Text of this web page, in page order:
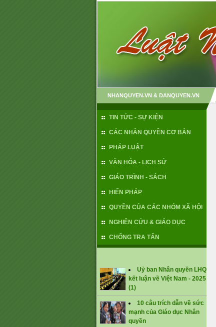
NHANQUYEN.VN & DANQUYEN.VN
TIN TỨC - SỰ KIỆN
CÁC NHÂN QUYỀN CƠ BẢN
PHÁP LUẬT
VĂN HÓA - LỊCH SỬ
GIÁO TRÌNH - SÁCH
HIẾN PHÁP
QUYỀN CỦA CÁC NHÓM XÃ HỘI
NGHIÊN CỨU & GIÁO DỤC
CHỐNG TRA TẤN
kết luận về Việt Nam - 2025
(1)
10 câu trích dẫn về sức
mạnh của Giáo dục Nhân
quyền